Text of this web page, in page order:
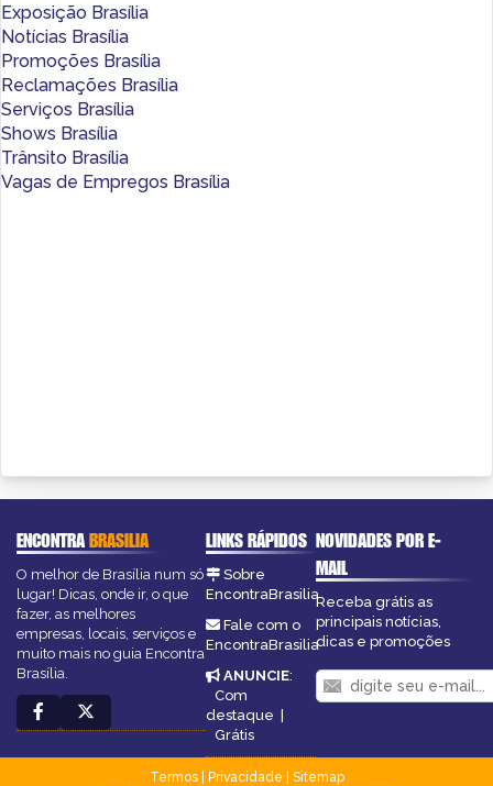
Exposição Brasília
Notícias Brasília
Promoções Brasília
Reclamações Brasília
Serviços Brasília
Shows Brasília
Trânsito Brasília
Vagas de Empregos Brasília
ENCONTRABRASILIA
O melhor de Brasília num só
lugar! Dicas, onde ir, o que
fazer, as melhores
empresas, locais, serviços e
muito mais no guia Encontra
Brasília.
LINKS RÁPIDOS
Sobre
EncontraBrasilia
Fale com o
EncontraBrasilia
ANUNCIE:
Com
destaque
Grátis
NOVIDADES POR E-
MAIL
Receba grátis as
principais notícias,
dicas e promoções
Termos| Privacidade
Sitemap